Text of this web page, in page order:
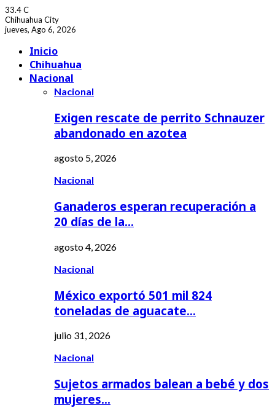
33.4C
Chihuahua City
jueves, Ago 6, 2026
Inicio
Chihuahua
Nacional
Nacional
Exigen rescate de perrito Schnauzer
abandonado en azotea
agosto 5, 2026
Nacional
Ganaderos esperan recuperación a
20 días de la…
agosto 4, 2026
Nacional
México exportó 501 mil 824
toneladas de aguacate…
julio 31, 2026
Nacional
Sujetos armados balean a bebé y dos
mujeres…